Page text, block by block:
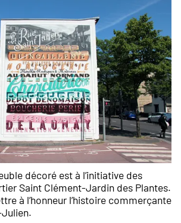
décoré est à l’initiative des
Saint Clément-Jardin des Plantes.
à l’honneur l’histoire commerçante